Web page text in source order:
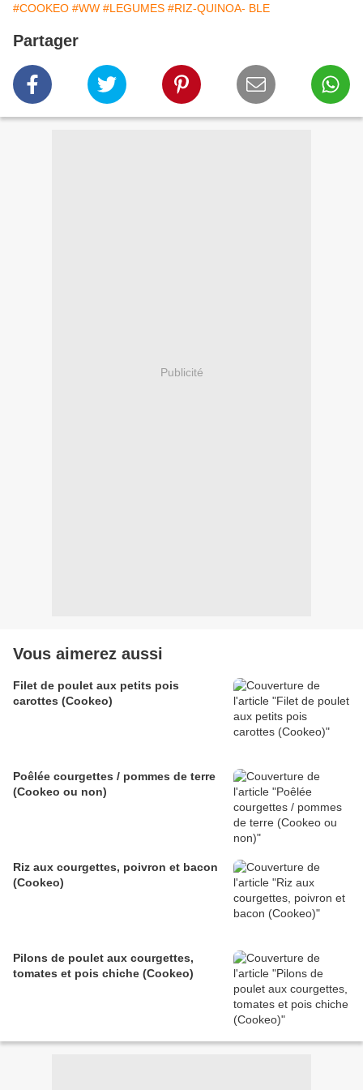
#COOKEO #WW #LEGUMES #RIZ-QUINOA- BLE
Partager
Publicité
Vous aimerez aussi
Filet de poulet aux petits pois
carottes (Cookeo)
Poêlée courgettes / pommes de terre
(Cookeo ou non)
Riz aux courgettes, poivron et bacon
(Cookeo)
Pilons de poulet aux courgettes,
tomates et pois chiche (Cookeo)